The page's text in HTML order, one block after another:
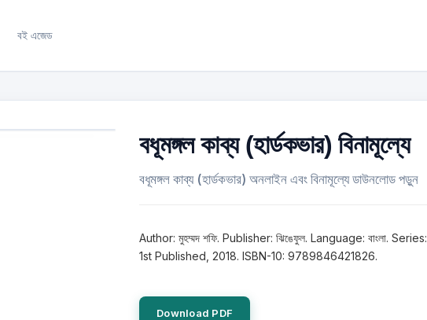
বই এজেড
বধূমঙ্গল কাব্য (হার্ডকভার) বিনামূল্যে
বধূমঙ্গল কাব্য (হার্ডকভার) অনলাইন এবং বিনামূল্যে ডাউনলোড পড়ুন
Author: মুহম্মদ শফি. Publisher: ঝিঙেফুল. Language: বাংলা. Series:
1st Published, 2018. ISBN-10: 9789846421826.
Download PDF